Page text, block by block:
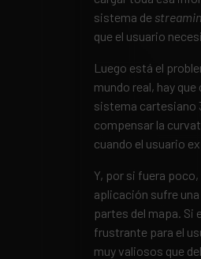
sistema de
que el usuario
Luego está el
mundo real, hay
sistema cartesiano
compensar la
cuando el usuario
Y, por si fuera
aplicación sufre
partes del mapa. Si
frustrante para el
muy valiosos que